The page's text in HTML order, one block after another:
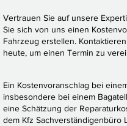
Vertrauen Sie auf unsere
Sie sich von uns einen
Fahrzeug erstellen.
heute, um einen Termin zu
Ein Kostenvoranschlag bei
insbesondere bei einem
eine Schätzung der
dem Kfz Sachverständigenbüro